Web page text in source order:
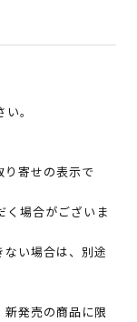
。
寄せの表示で
く場合がございま
い場合は、別途
発売の商品に限